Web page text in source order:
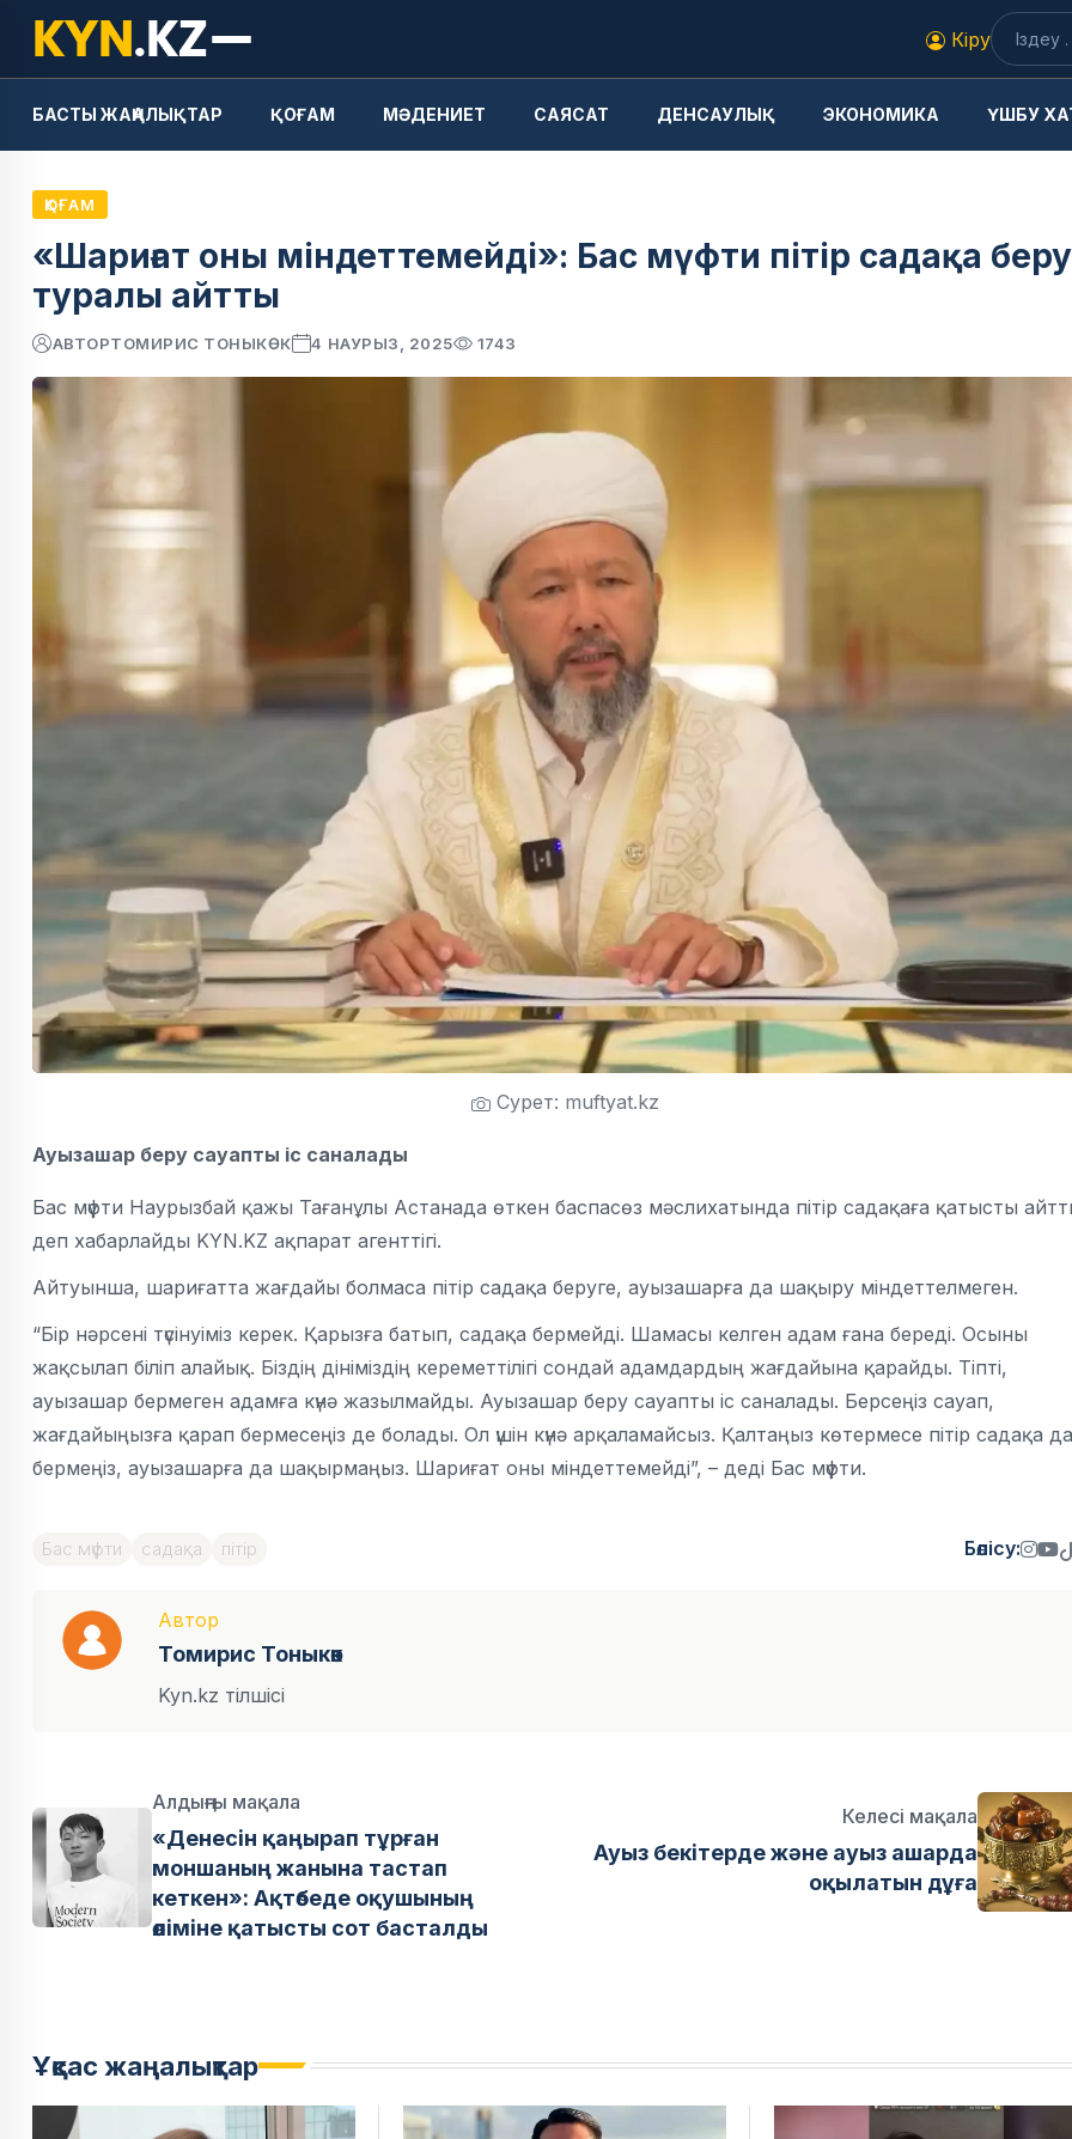
Кіру
БАСТЫ ЖАҢАЛЫҚТАР ҚОҒАМ МӘДЕНИЕТ САЯСАТ ДЕНСАУЛЫҚ ЭКОНОМИКА ҮШБУ
ҚОҒАМ
«Шариғат оны міндеттемейді»: Бас мүфти пітір садақа беру
туралы айтты
АВТОРТОМИРИС ТОНЫКӨК 4 НАУРЫЗ, 2025 1743
Сурет: muftyat.kz
Ауызашар беру сауапты іс саналады
Бас мүфти Наурызбай қажы Тағанұлы Астанада өткен баспасөз мәслихатында пітір садақаға қатысты
деп хабарлайды KYN.KZ ақпарат агенттігі.
Айтуынша, шариғатта жағдайы болмаса пітір садақа беруге, ауызашарға да шақыру міндеттелмеген.
“Бір нәрсені түсінуіміз керек. Қарызға батып, садақа бермейді. Шамасы келген адам ғана береді. Осыны
жақсылап біліп алайық. Біздің дініміздің кереметтілігі сондай адамдардың жағдайына қарайды. Тіпті,
ауызашар бермеген адамға күнә жазылмайды. Ауызашар беру сауапты іс саналады. Берсеңіз сауап,
жағдайыңызға қарап бермесеңіз де болады. Ол үшін күнә арқаламайсыз. Қалтаңыз көтермесе пітір садақа да
бермеңіз, ауызашарға да шақырмаңыз. Шариғат оны міндеттемейді”, – деді Бас мүфти.
Бас мүфти садақа пітір Бөлісу:
Автор
Томирис Тоныкөк
Kyn.kz тілшісі
Алдыңғы мақала
«Денесін қаңырап тұрған
моншаның жанына тастап
кеткен»: Ақтөбеде оқушының
өліміне қатысты сот басталды
Келесі мақала
Ауыз бекітерде және ауыз ашарда
оқылатын дұға
Ұқсас жаңалықтар